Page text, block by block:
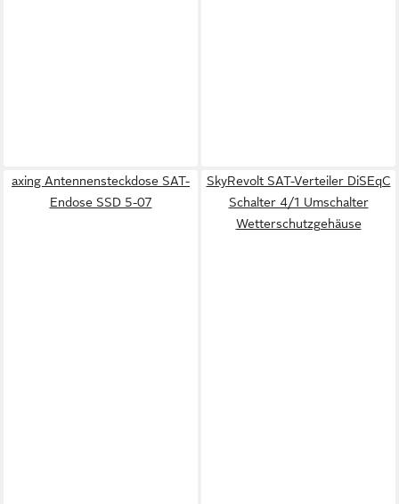
axing Antennensteckdose SAT-
Endose SSD 5-07
SkyRevolt SAT-Verteiler DiSEqC
Schalter 4/1 Umschalter
Wetterschutzgehäuse